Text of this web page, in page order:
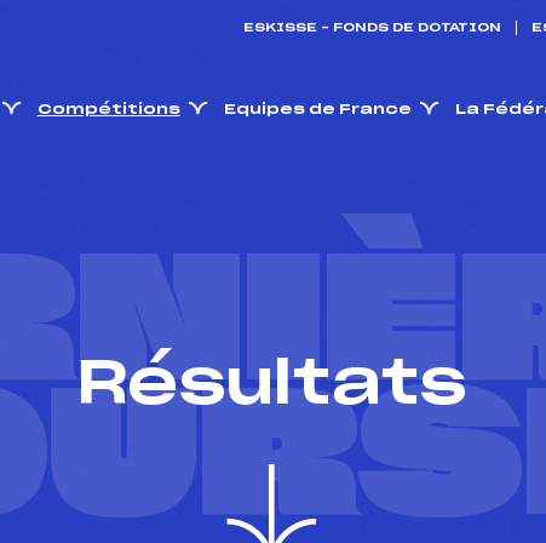
ESKISSE – FONDS DE DOTATION
Compétitions Equipes de France La
Résultats